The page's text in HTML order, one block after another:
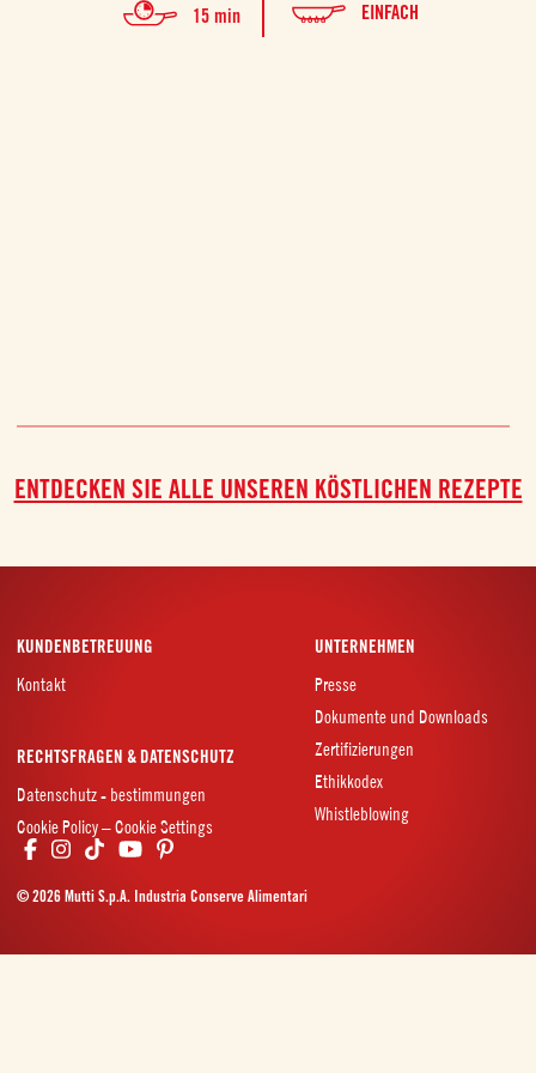
15 min EINFACH
ENTDECKEN SIE ALLE UNSEREN KÖSTLICHEN REZEPTE
KUNDENBETREUUNG
Kontakt
UNTERNEHMEN
Presse
Dokumente und Downloads
Zertifizierungen
Ethikkodex
Whistleblowing
RECHTSFRAGEN & DATENSCHUTZ
Datenschutz - bestimmungen
Cookie Policy – Cookie Settings
© 2026 Mutti S.p.A. Industria Conserve Alimentari